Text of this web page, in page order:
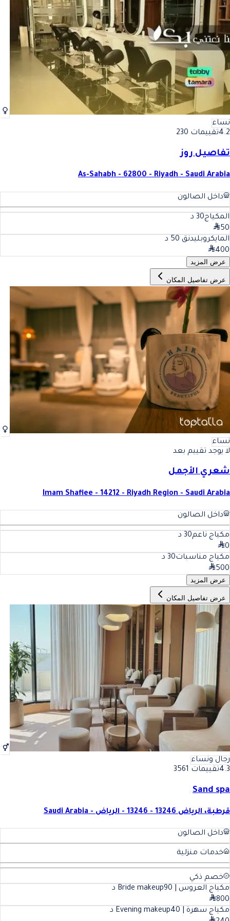
أفضل ميك اب ,مكياج في المملكة العربية السعودية
أفضل ميك اب ,مكياج في
نساء
4.2تقييمات 230
تفاصيل روز
As-Sahabh - 62800 - Riyadh - Saudi Arabia
داخل الصالون
المكياج30 د
50
المايكروبليدنق 50 د
400
عرض المزيد
عرض تفاصيل المكان
نساء
لا يوجد تقييم بعد
شعري الأجمل
Imam Shafiee - 14212 - Riyadh Region - Saudi Arabia
داخل الصالون
مكياج ناعم30 د
0
مكياج مناسبات30 د
500
عرض المزيد
عرض تفاصيل المكان
رجال ونساء
4.3تقييمات 3561
Sand spa
قرطبة، الرياض 13246 - 13246 - الرياض - Saudi Arabia
داخل الصالون
خدمات منزلية
خصم ذكي
مكياج العروس | Bride makeup 90
د
800
مكياج سهرة | Evening makeup 40
د